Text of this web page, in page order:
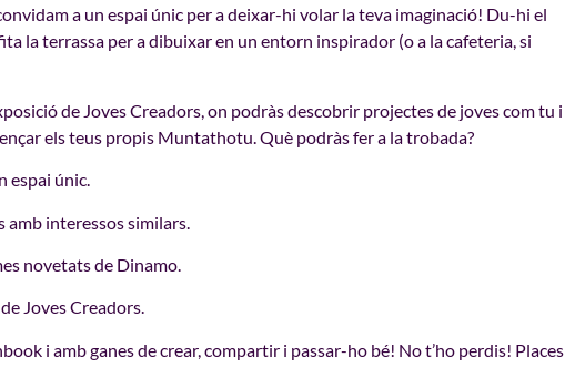
a un espai únic per a deixar-hi volar la teva imaginació! Du-hi el
la terrassa per a dibuixar en un entorn inspirador (o a la cafeteria, si
de Joves Creadors, on podràs descobrir projectes de joves com tu i
els teus propis Muntathotu. Què podràs fer a la trobada?
espai únic.
amb interessos similars.
novetats de Dinamo.
Joves Creadors.
i amb ganes de crear, compartir i passar-ho bé! No t’ho perdis! Places